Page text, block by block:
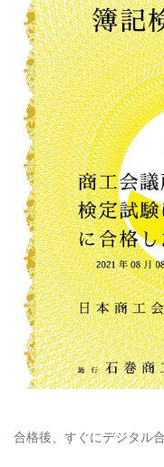
合格後、すぐにデジタル